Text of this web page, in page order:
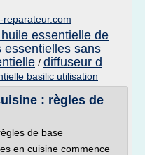
essentielle de
essentielles sans
/ diffuseur d
basilic utilisation
: règles de
de base
en cuisine commence